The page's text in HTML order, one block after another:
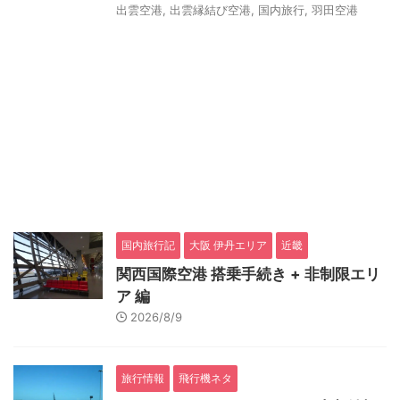
出雲空港 出雲縁結び空港 国内旅行 羽田空港
国内旅行記 大阪 伊丹エリア 近畿
関西国際空港 搭乗手続き + 非制限エリ
ア 編
2026/8/9
旅行情報 飛行機ネタ